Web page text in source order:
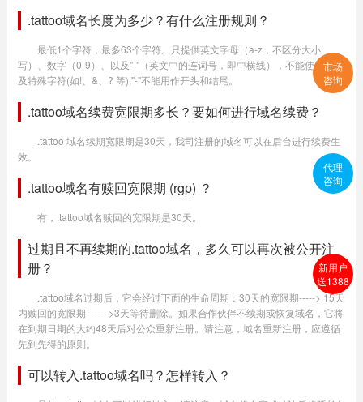
.tattoo域名长度为多少？有什么注册规则？
最低1个字符，最多63个字符。只提供英文字母（a-z，不区分大小
写）、数字（0-9）、以及"-"（英文中的连词号，即中横线），不能使用空格
及特殊字符(如!、&、? 等),"-"不能用作开头和结尾。
.tattoo域名续费宽限期多长？要如何进行域名续费？
.tattoo 域名续期宽限期是30天，我司注册的域名可以在后台进行续费生
效。
.tattoo域名有赎回宽限期 (rgp) ？
有，.tattoo域名赎回的宽限期是30天。
过期且不再续期的.tattoo域名，多久可以再次被公开注
册？
.tattoo域名过期后，它会经过下面的生命周期：30天的宽限期-----> 15天
内赎回的宽限期------->3天等待删除。如果合作伙伴不续期或恢复域名，它将
在到期日期的大约48天后对公众重新注册。请注意，域名重新注册，应遵循
先到先得的原则。
可以转入.tattoo域名吗？怎样转入？
市场
咨询
代理
咨询
新用户
送1388